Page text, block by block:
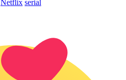
Netflix serial